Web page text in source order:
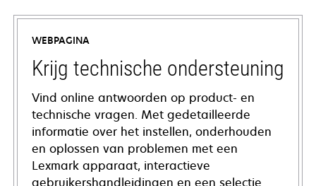
WEBPAGINA
Krijg technische ondersteuning
Vind online antwoorden op product- en
technische vragen. Met gedetailleerde
informatie over het instellen, onderhouden
en oplossen van problemen met een
Lexmark apparaat, interactieve
gebruikershandleidingen en een selectie